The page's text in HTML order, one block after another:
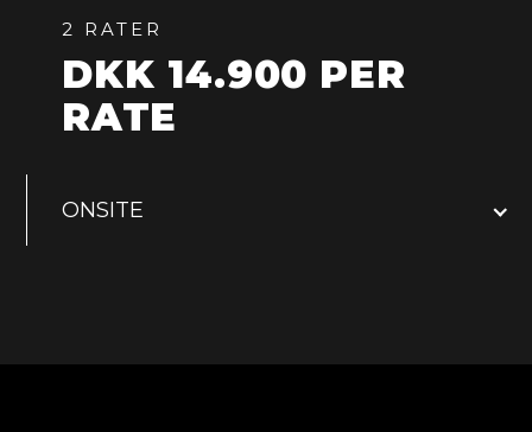
2 RATER
DKK 14.900 PER
RATE
ONSITE